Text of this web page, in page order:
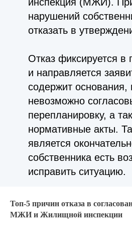
нарушений
отказать в
Отказ фиксируется
и направляется
содержит основания,
невозможно
перепланировку, а
нормативные акты.
является
собственника есть
исправить ситуацию.
Топ-5 причин отказа в
МЖИ и Жилищной инспекции